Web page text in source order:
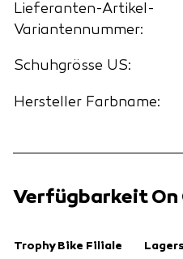
Lieferanten-Artikel-
Variantennummer:
Schuhgrösse US:
Hersteller Farbname:
Verfügbarkeit On
Trophy Bike Filiale